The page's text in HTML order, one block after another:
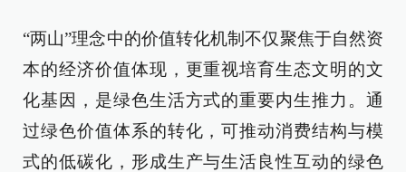
“两山”理念中的价值转化机制不仅聚焦于自然资
本的经济价值体现，更重视培育生态文明的文
化基因，是绿色生活方式的重要内生推力。通
过绿色价值体系的转化，可推动消费结构与模
式的低碳化，形成生产与生活良性互动的绿色